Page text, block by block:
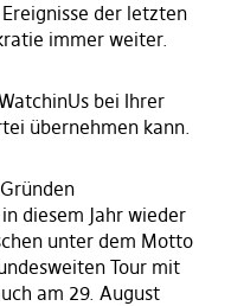
der letzten
immer weiter.
bei Ihrer
übernehmen kann.
diesem Jahr wieder
unter dem Motto
Tour mit
am 29. August